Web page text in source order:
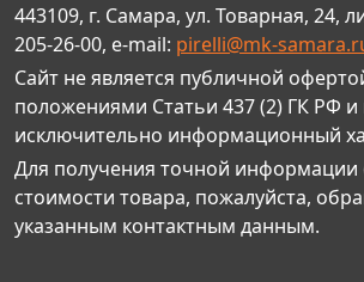
443109, г. Самара, ул. Товарная, 24,
205-26-00, e-mail: pirelli@mk-
Сайт не является публичной
положениями Статьи 437 (2) ГК РФ и
исключительно информационный
Для получения точной информации
стоимости товара, пожалуйста,
указанным контактным данным.